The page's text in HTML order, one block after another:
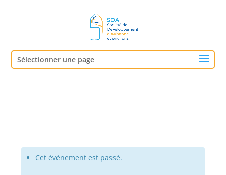
Sélectionner une page
Cet évènement est passé.